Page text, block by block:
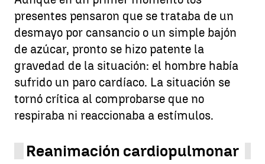
presentes pensaron que se trataba de un
desmayo por cansancio o un simple bajón
de azúcar, pronto se hizo patente la
gravedad de la situación: el hombre había
sufrido un paro cardíaco. La situación se
tornó crítica al comprobarse que no
respiraba ni reaccionaba a estímulos.
Reanimación cardiopulmonar